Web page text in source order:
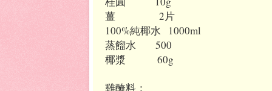
薑
2片
100%純椰水
1000ml
蒸餾水
500
椰漿
60g
雞醃料：